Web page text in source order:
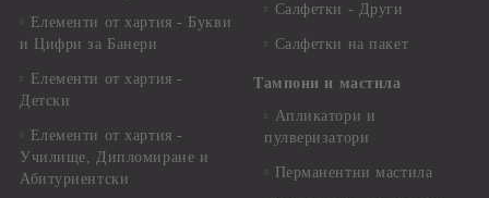
Елементи от хартия - Букви
и Цифри за Банери
Елементи от хартия -
Детски
Елементи от хартия -
Училище, Дипломиране и
Абитуриентски
Салфетки - Други
Салфетки на пакет
Тампони и мастила
Апликатори и
пулверизатори
Перманентни мастила